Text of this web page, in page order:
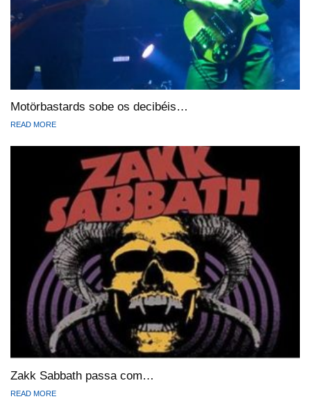
Motörbastards sobe os decibéis…
READ MORE
Zakk Sabbath passa com…
READ MORE